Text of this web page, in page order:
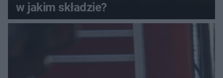
w jakim składzie?